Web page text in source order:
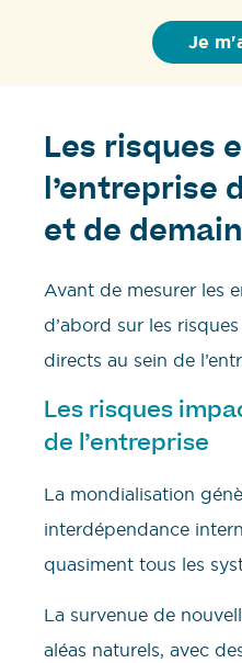
Les risques
l’entreprise
et de demain
Avant de mesurer les
d’abord sur les
directs au sein de
Les risques
de l’entreprise
La mondialisation
interdépendance
quasiment tous les
La survenue de
aléas naturels, avec